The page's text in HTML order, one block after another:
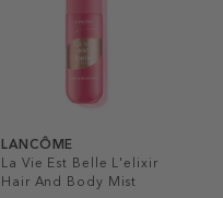
LANCÔME
La Vie Est Belle L'elixir
Hair And Body Mist